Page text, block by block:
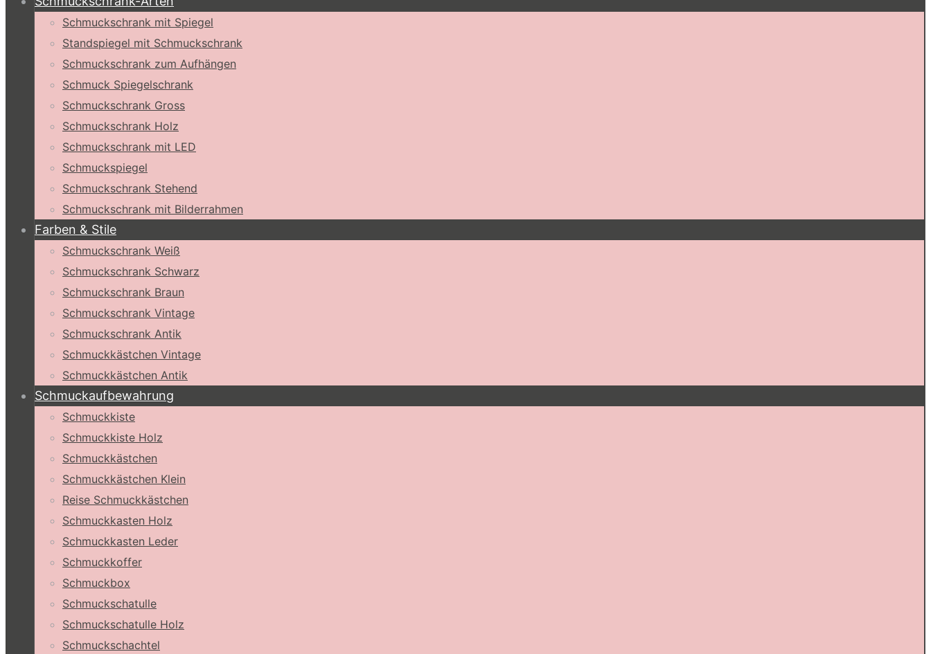
Schmuckschrank mit Spiegel
Standspiegel mit Schmuckschrank
Schmuckschrank zum Aufhängen
Schmuck Spiegelschrank
Schmuckschrank Gross
Schmuckschrank Holz
Schmuckschrank mit LED
Schmuckspiegel
Schmuckschrank Stehend
Schmuckschrank mit Bilderrahmen
Farben & Stile
Schmuckschrank Weiß
Schmuckschrank Schwarz
Schmuckschrank Braun
Schmuckschrank Vintage
Schmuckschrank Antik
Schmuckkästchen Vintage
Schmuckkästchen Antik
Schmuckaufbewahrung
Schmuckkiste
Schmuckkiste Holz
Schmuckkästchen
Schmuckkästchen Klein
Reise Schmuckkästchen
Schmuckkasten Holz
Schmuckkasten Leder
Schmuckkoffer
Schmuckbox
Schmuckschatulle
Schmuckschatulle Holz
Schmuckschachtel